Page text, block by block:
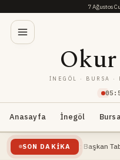
7 Ağustos
05 :
Okur
İNEGÖL · BURSA ·
Anasayfa İnegöl
SON DAKIKA
Ediyor: Başkan Taban